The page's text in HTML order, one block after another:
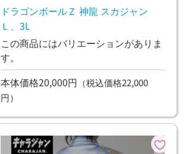
ドラゴンボールＺ 神龍 スカジャン
Ｌ、3L
この商品にはバリエーションがありま
す。
本体価格20,000円 （税込価格22,000
円）